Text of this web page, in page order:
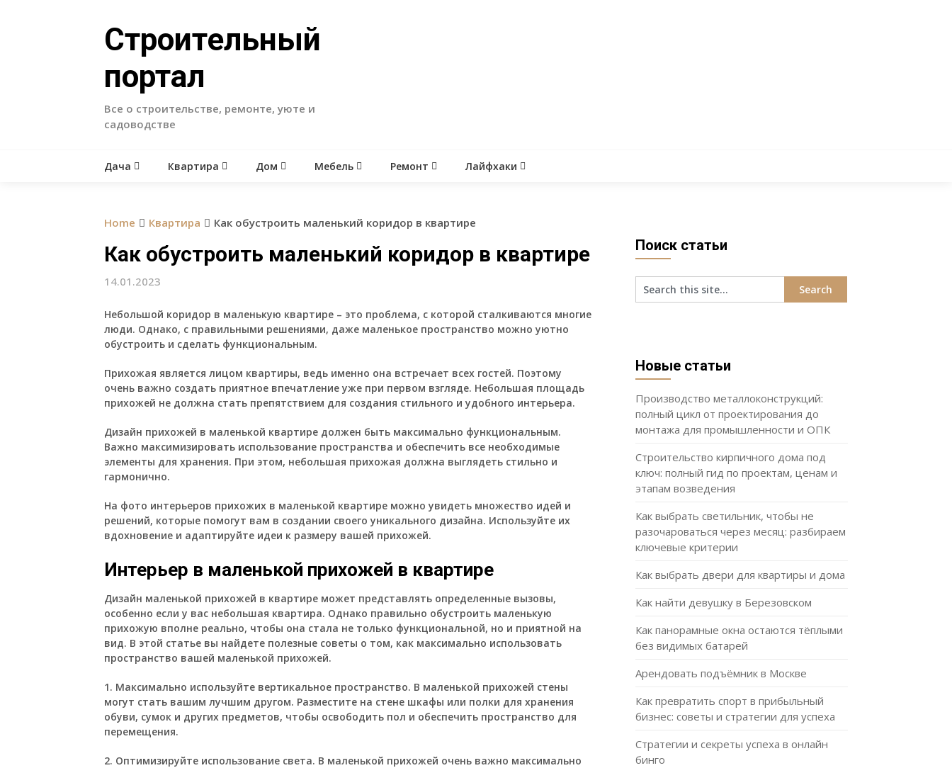
Строительный
портал
Все о строительстве, ремонте, уюте и
садоводстве
Дача Квартира Дом Мебель Ремонт Лайфхаки
Home Квартира Как обустроить маленький коридор в квартире
Как обустроить маленький коридор в квартире
14.01.2023
Небольшой коридор в маленькую квартире – это проблема, с которой сталкиваются многие
люди. Однако, с правильными решениями, даже маленькое пространство можно уютно
обустроить и сделать функциональным.
Прихожая является лицом квартиры, ведь именно она встречает всех гостей. Поэтому
очень важно создать приятное впечатление уже при первом взгляде. Небольшая площадь
прихожей не должна стать препятствием для создания стильного и удобного интерьера.
Дизайн прихожей в маленькой квартире должен быть максимально функциональным.
Важно максимизировать использование пространства и обеспечить все необходимые
элементы для хранения. При этом, небольшая прихожая должна выглядеть стильно и
гармонично.
На фото интерьеров прихожих в маленькой квартире можно увидеть множество идей и
решений, которые помогут вам в создании своего уникального дизайна. Используйте их
вдохновение и адаптируйте идеи к размеру вашей прихожей.
Интерьер в маленькой прихожей в квартире
Дизайн маленькой прихожей в квартире может представлять определенные вызовы,
особенно если у вас небольшая квартира. Однако правильно обустроить маленькую
прихожую вполне реально, чтобы она стала не только функциональной, но и приятной на
вид. В этой статье вы найдете полезные советы о том, как максимально использовать
пространство вашей маленькой прихожей.
1. Максимально используйте вертикальное пространство. В маленькой прихожей стены
могут стать вашим лучшим другом. Разместите на стене шкафы или полки для хранения
обуви, сумок и других предметов, чтобы освободить пол и обеспечить пространство для
перемещения.
2. Оптимизируйте использование света. В маленькой прихожей очень важно максимально
Поиск статьи
Новые статьи
Производство металлоконструкций:
полный цикл от проектирования до
монтажа для промышленности и ОПК
Строительство кирпичного дома под
ключ: полный гид по проектам, ценам и
этапам возведения
Как выбрать светильник, чтобы не
разочароваться через месяц: разбираем
ключевые критерии
Как выбрать двери для квартиры и дома
Как найти девушку в Березовском
Как панорамные окна остаются тёплыми
без видимых батарей
Арендовать подъёмник в Москве
Как превратить спорт в прибыльный
бизнес: советы и стратегии для успеха
Стратегии и секреты успеха в онлайн
бинго